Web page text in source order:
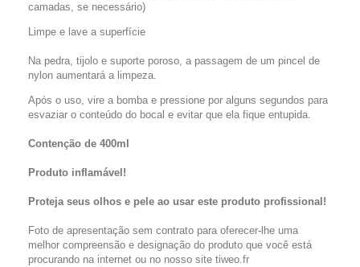
camadas, se necessário)
Limpe e lave a superfície
Na pedra, tijolo e suporte poroso, a passagem de um pincel de
nylon aumentará a limpeza.
Após o uso, vire a bomba e pressione por alguns segundos para
esvaziar o conteúdo do bocal e evitar que ela fique entupida.
Contenção de 400ml
Produto inflamável!
Proteja seus olhos e pele ao usar este produto profissional!
Foto de apresentação sem contrato para oferecer-lhe uma
melhor compreensão e designação do produto que você está
procurando na internet ou no nosso site tiweo.fr